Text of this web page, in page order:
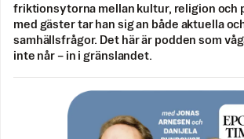
friktionsytorna mellan kultur, religion och
med gäster tar han sig an både aktuella
samhällsfrågor. Det här är podden som
inte når – in i gränslandet.